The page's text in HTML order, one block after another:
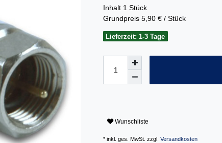
Inhalt 1 Stück
Grundpreis 5,90 € / Stück
Lieferzeit: 1-3 Tage
Wunschliste
* inkl. ges. MwSt. zzgl. Versandkosten